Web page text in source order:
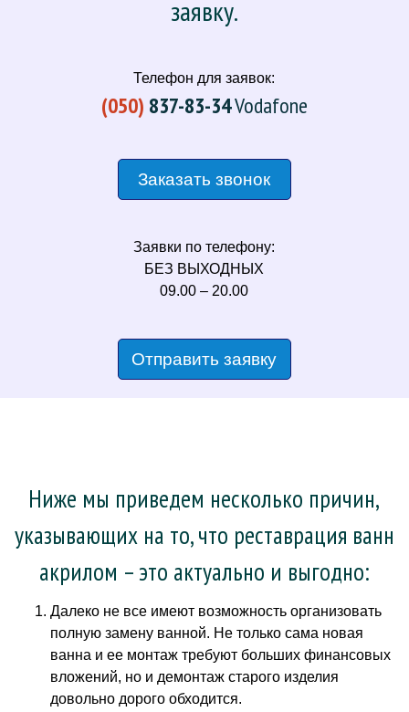
заявку.
Телефон для заявок:
(050) 837-83-34Vodafone
Заказать звонок
Заявки по телефону:
БЕЗ ВЫХОДНЫХ
09.00 – 20.00
Отправить заявку
Ниже мы приведем несколько причин,
указывающих на то, что реставрация ванн
акрилом – это актуально и выгодно:
Далеко не все имеют возможность организовать
полную замену ванной. Не только сама новая
ванна и ее монтаж требуют больших финансовых
вложений, но и демонтаж старого изделия
довольно дорого обходится.